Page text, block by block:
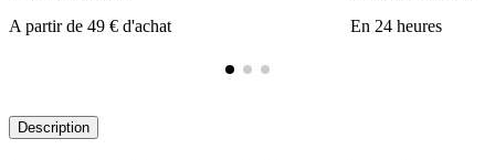
A partir de 49 € d'achat
En 24 heures
Description